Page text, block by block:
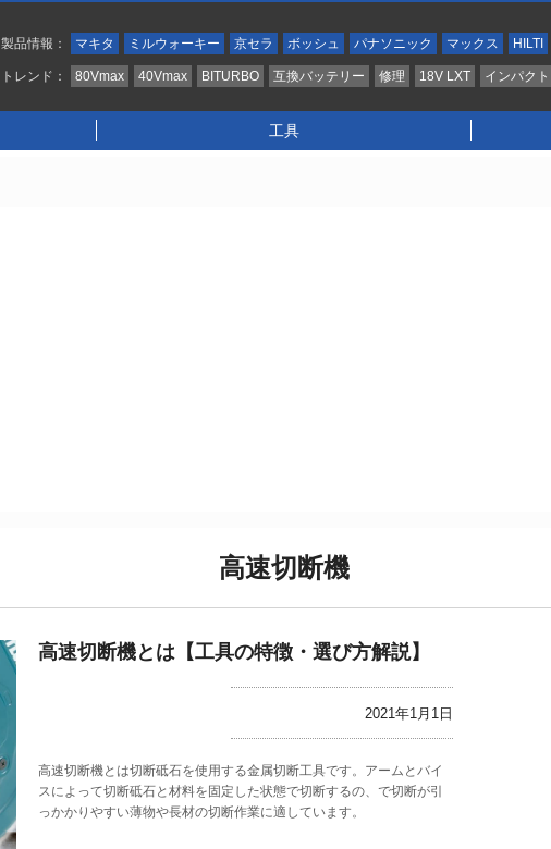
製品情報： マキタ ミルウォーキー 京セラ ボッシュ パナソニック マックス HILTI
トレンド： 80Vmax 40Vmax BITURBO 互換バッテリー 修理 18V LXT インパク
工具
高速切断機
高速切断機とは【工具の特徴・選び方解説】
2021年1月1日
高速切断機とは切断砥石を使用する金属切断工具です。アームとバイ
スによって切断砥石と材料を固定した状態で切断するの、で切断が引
っかかりやすい薄物や長材の切断作業に適しています。